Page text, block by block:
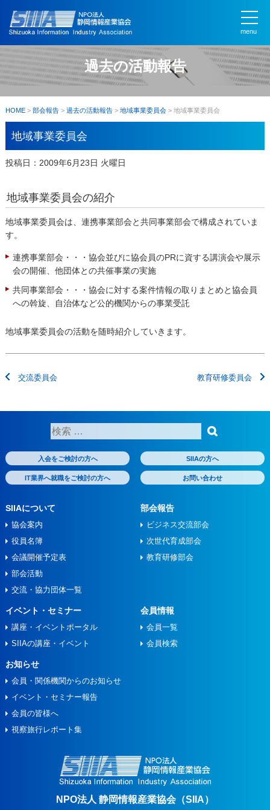
menu
過去の活動報告
HOME> 部会報告> 過去の活動報告> 地域事業委員会> 地域事業委員会
地域事業委員会
投稿日：2009年6月23日 火曜日
地域事業委員会の紹介
地域事業委員会は、連携事業部会と共同事業部会で構成されていま
す。
連携事業部会・・・協会並びに協会員のPRに資する講演会や展示
会の開催、他団体との共催事業の実施
共同事業部会・・・協会に対する案件情報の取りまとめと協会員
への斡旋、自治体など公的機関からの事業受託
地域事業委員会の活動を随時紹介していきます。
投
ビ
シ
ョ
ン
交流委員会 教育研修委員会
入会をご検討の方へ SIIAの方へ
IT業界へ就職をご検討の方へ お問い合わせ
SIIAについて
協会案内
役員名簿
会議開催予定表
部会活動
交流・協力団体一覧
部会報告
ビジネス交流部会
次世代育成部会
教育研修部会
イベント・セミナー
講座・イベントポータル
SIIAの講座・イベント
会員情報
会員一覧
会員検索
お知らせ
会員・関係機関からのお知らせ
イベント・セミナー報告
会員の皆様へ
視察旅⾏レポート集
NPO法人 静岡情報産業協会（SIIA）